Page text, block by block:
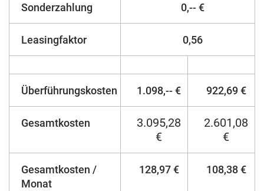
Sonderzahlung 0,-- €
Leasingfaktor 0,56
Überführungskosten 1.098,-- € 922,69 €
Gesamtkosten
3.095,28
€
2.601,08
€
Gesamtkosten /
Monat
128,97 € 108,38 €